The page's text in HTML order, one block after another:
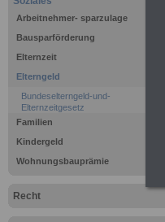
Arbeitnehmer- sparzulage
Bausparförderung
Elternzeit
Elterngeld
Bundeselterngeld-und-
Elternzeitgesetz
Familien
Kindergeld
Wohnungsbauprämie
Recht